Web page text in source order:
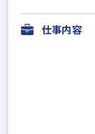
仕事内容